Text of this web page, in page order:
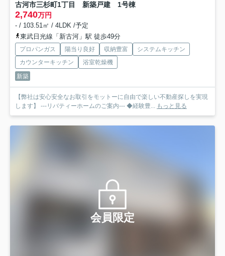
古河市三杉町1丁目 新築戸建 1号棟
2,740万円
- / 103.51㎡ / 4LDK /予定
東武日光線「新古河」駅 徒歩49分
プロパンガス 陽当り良好 収納豊富
システムキッチン
カウンターキッチン
浴室乾燥機
新築
【弊社は安心安全なお取引をモットーに自由で楽しい不動産探しを実現
します】 ---リバティーホームのご案内--- ◆経験豊... もっと見る
会員限定